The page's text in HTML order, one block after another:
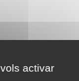
activar